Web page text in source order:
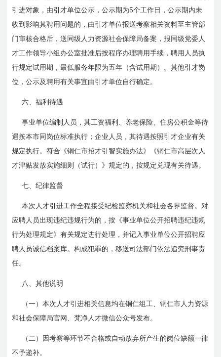
引进对象，由引才单位公示，公示期为5个工作日，公示期内未
收到影响其聘用问题的，由引才单位报送考察相关资料至主管部
门审核合格后，送同级人力资源社会保障局备案，报同级党委人
才工作领导小组办公室批准后按程序办理聘用手续，聘用人员执
行规定试用期，最低服务年限为五年（含试用期）。其他引才岗
位，公示及聘用有关事宜由引才单位自行确定。
六、福利待遇
事业单位编制人员，其工资福利、养老保险、住房公积金等待
遇按本市同岗位标准执行；企业人员，其待遇按照引才企业有关
规定执行。符合《铜仁市招才引智实施办法》《铜仁市高层次人
才津贴发放实施细则（试行）》规定的，按规定兑现有关待遇。
七、纪律监督
本次人才引进工作全程接受纪检监察机关和社会各界监督。对
应聘人员出现违纪违规行为的，按《事业单位公开招聘违纪违规
行为处理规定》有关规定进行处理，并记入事业单位公开招聘应
聘人员诚信档案库。构成犯罪的，移送司法部门依法追究刑事责
任。
八、其他说明
（一）本次人才引进相关信息均在铜仁组工、铜仁市人力资源
和社会保障局官网、梵净人才微信公众号发布。
（二）因考察等环节不合格或自动放弃所产生的岗位缺额一律
不予递补。